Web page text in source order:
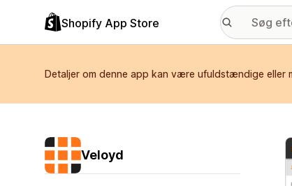
Shopify App Store
Detaljer om denne app kan være ufuldstændige eller
Veloyd